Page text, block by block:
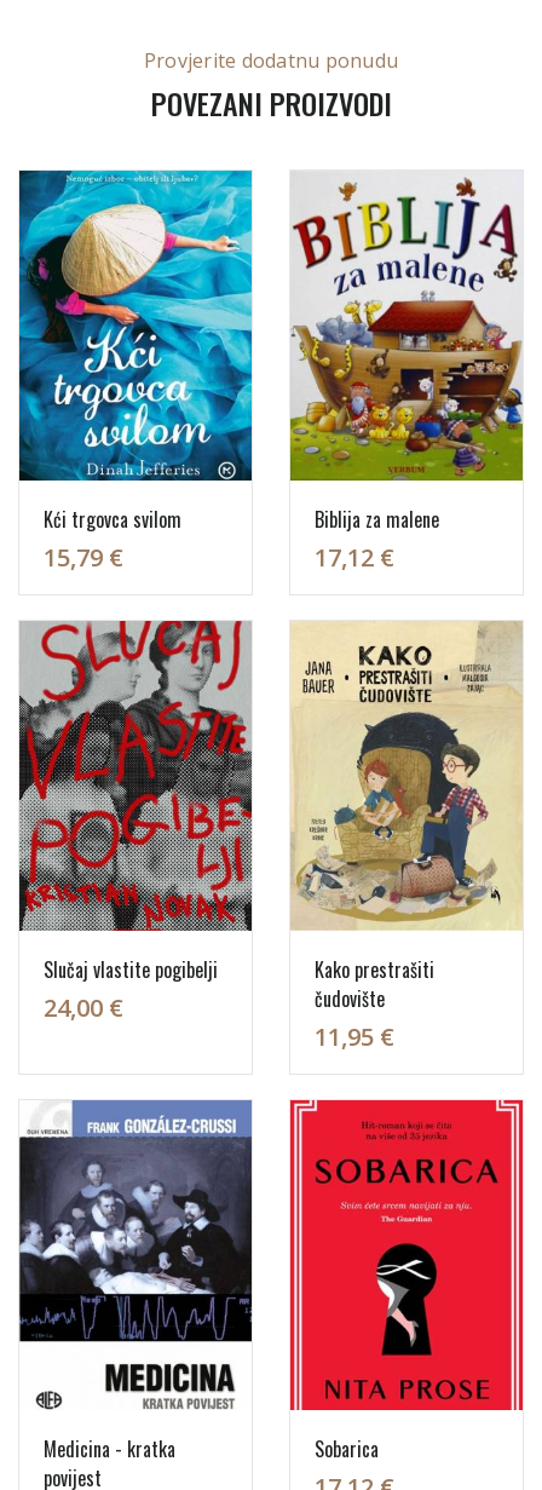
Provjerite dodatnu ponudu
POVEZANI PROIZVODI
Kći trgovca svilom
15,79 €
Biblija za malene
17,12 €
Slučaj vlastite pogibelji
24,00 €
Kako prestrašiti
čudovište
11,95 €
Medicina - kratka
povijest
Sobarica